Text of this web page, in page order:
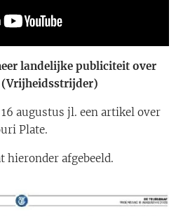
landelijke publiciteit over
(Vrijheidsstrijder)
augustus jl. een artikel over
Plate.
hieronder afgebeeld.